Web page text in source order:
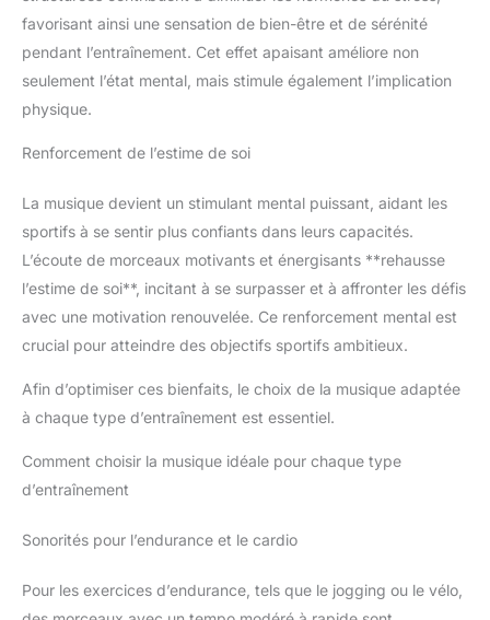
favorisant ainsi une sensation de bien-être et de sérénité
pendant l’entraînement. Cet effet apaisant améliore non
seulement l’état mental, mais stimule également l’implication
physique.
Renforcement de l’estime de soi
La musique devient un stimulant mental puissant, aidant les
sportifs à se sentir plus confiants dans leurs capacités.
L’écoute de morceaux motivants et énergisants **rehausse
l’estime de soi**, incitant à se surpasser et à affronter les défis
avec une motivation renouvelée. Ce renforcement mental est
crucial pour atteindre des objectifs sportifs ambitieux.
Afin d’optimiser ces bienfaits, le choix de la musique adaptée
à chaque type d’entraînement est essentiel.
Comment choisir la musique idéale pour chaque type
d’entraînement
Sonorités pour l’endurance et le cardio
Pour les exercices d’endurance, tels que le jogging ou le vélo,